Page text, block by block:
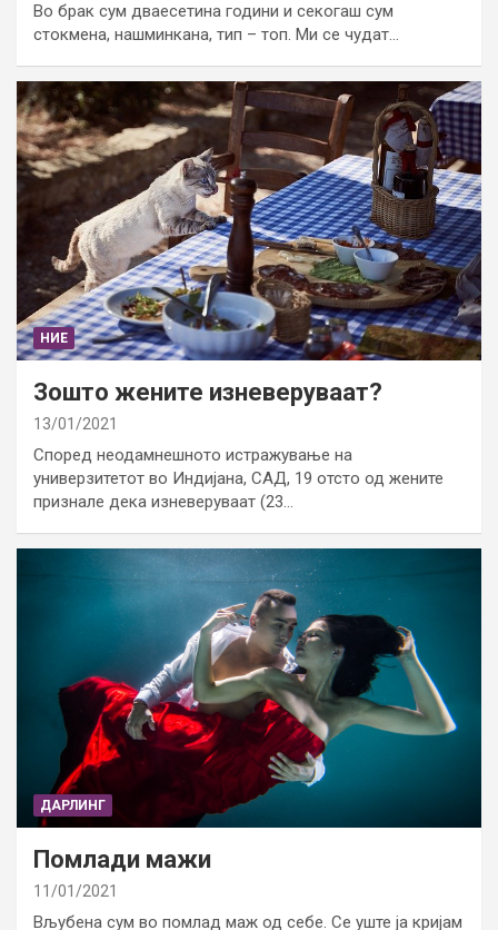
Во брак сум дваесетина години и секогаш сум
стокмена, нашминкана, тип – топ. Ми се чудат…
НИЕ
Зошто жените изневеруваат?
13/01/2021
Според неодамнешното истражување на
универзитетот во Индијана, САД, 19 отсто од жените
признале дека изневеруваат (23…
ДАРЛИНГ
Помлади мажи
11/01/2021
Вљубена сум во помлад маж од себе. Се уште ја кријам